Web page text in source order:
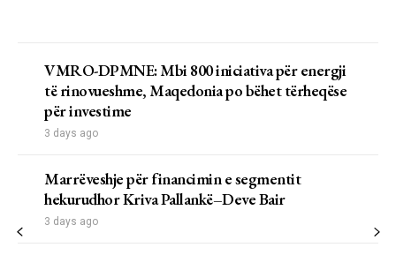
VMRO-DPMNE: Mbi 800 iniciativa për energji
të rinovueshme, Maqedonia po bëhet tërheqëse
për investime
3 days ago
Marrëveshje për financimin e segmentit
hekurudhor Kriva Pallankë–Deve Bair
3 days ago